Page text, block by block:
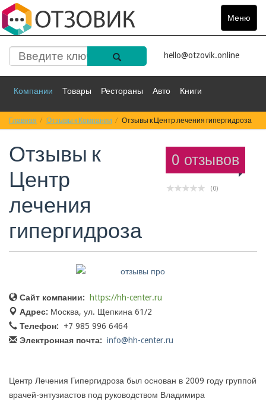
Меню
Toggle
hello@otzovik.online
Компании Товары Рестораны Авто Книги
Спорт Фильмы Деньги Путешествия
Красота Здоровье
Главная Отзывы к Компании Отзывы к Центр лечения гипергидроза
0 отзывов
(0)
Отзывы к
Центр
лечения
гипергидроза
Сайт компании:
https://hh-center.ru
Адрес: Москва, ул. Щепкина 61/2
Телефон:
+7 985 996 6464
Электронная почта: info@hh-center.ru
Центр Лечения Гипергидроза был основан в 2009 году группой
врачей-энтузиастов под руководством Владимира